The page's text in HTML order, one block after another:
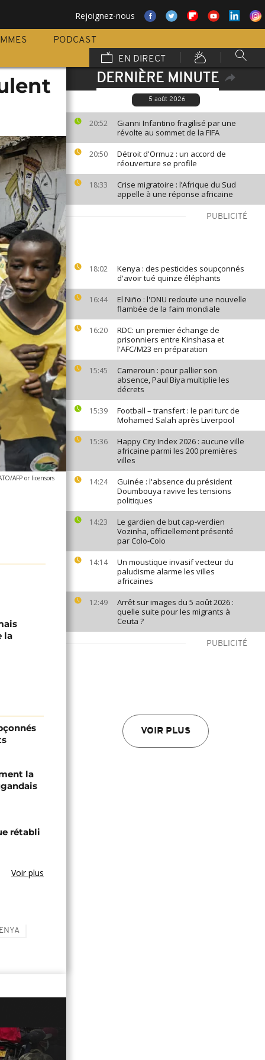
Rejoignez-nous
PODCAST
EN DIRECT
DERNIÈRE MINUTE
5 août 2026
20:52
Gianni Infantino fragilisé par une
révolte au sommet de la FIFA
20:50
Détroit d'Ormuz : un accord de
réouverture se profile
18:33
Crise migratoire : l’Afrique du Sud
appelle à une réponse africaine
PUBLICITÉ
18:02
Kenya : des pesticides soupçonnés
d'avoir tué quinze éléphants
16:44
El Niño : l'ONU redoute une nouvelle
flambée de la faim mondiale
16:20
RDC: un premier échange de
prisonniers entre Kinshasa et
l'AFC/M23 en préparation
15:45
Cameroun : pour pallier son
absence, Paul Biya multiplie les
décrets
15:39
Football – transfert : le pari turc de
Mohamed Salah après Liverpool
15:36
Happy City Index 2026 : aucune ville
africaine parmi les 200 premières
villes
14:24
Guinée : l'absence du président
Doumbouya ravive les tensions
politiques
14:23
Le gardien de but cap-verdien
Vozinha, officiellement présenté
par Colo-Colo
14:14
Un moustique invasif vecteur du
paludisme alarme les villes
africaines
12:49
Arrêt sur images du 5 août 2026 :
quelle suite pour les migrants à
Ceuta ?
PUBLICITÉ
VOIR PLUS
AFP or licensors
la
la
rétabli
Voir plus